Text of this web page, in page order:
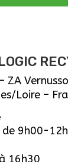
ZA
Loire –
de 9h00-
16h30